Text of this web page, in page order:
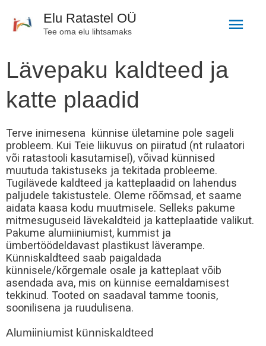
Elu Ratastel OÜ
Tee oma elu lihtsamaks
Main
Lävepaku kaldteed ja
katte plaadid
Terve inimesena künnise ületamine pole sageli
probleem. Kui Teie liikuvus on piiratud (nt rulaatori
või ratastooli kasutamisel), võivad künnised
muutuda takistuseks ja tekitada probleeme.
Tugilävede kaldteed ja katteplaadid on lahendus
paljudele takistustele. Oleme rõõmsad, et saame
aidata kaasa kodu muutmisele. Selleks pakume
mitmesuguseid lävekaldteid ja katteplaatide valikut.
Pakume alumiiniumist, kummist ja
ümbertöödeldavast plastikust läverampe.
Künniskaldteed saab paigaldada
künnisele/kõrgemale osale ja katteplaat võib
asendada ava, mis on künnise eemaldamisest
tekkinud. Tooted on saadaval tamme toonis,
soonilisena ja ruudulisena.
Alumiiniumist künniskaldteed